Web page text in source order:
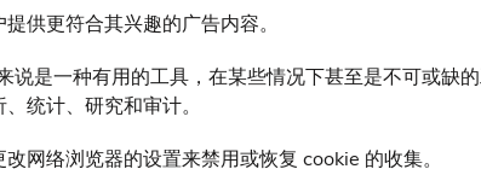
提供更符合其兴趣的广告内容。
说是一种有用的工具，在某些情况下甚至是不可或缺
统计、研究和审计。
网络浏览器的设置来禁用或恢复 cookie 的收集。